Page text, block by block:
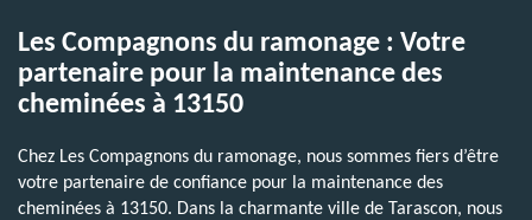
Les Compagnons du ramonage : Votre
partenaire pour la maintenance des
cheminées à 13150
Chez Les Compagnons du ramonage, nous sommes fiers d’être
votre partenaire de confiance pour la maintenance des
cheminées à 13150. Dans la charmante ville de Tarascon, nous